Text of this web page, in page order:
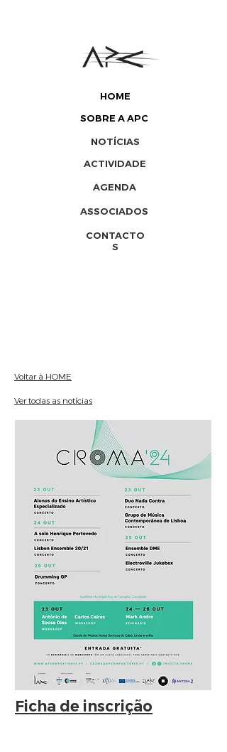
HOME
SOBRE A APC
ACTIVIDADE
NOTÍCIAS
AGENDA
ASSOCIADOS
CONTACTO
S
Voltar à HOME
Ver todas as notícias
Ficha de inscrição